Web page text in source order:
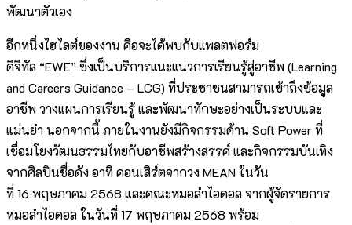
พัฒนาตัวเอง
อีกหนึ่งไฮไลต์ของงาน คือจะได้พบกับแพลตฟอร์ม
ดิจิทัล “EWE” ซึ่งเป็นบริการแนะแนวการเรียนรู้สู่อาชีพ (Learning
and Careers Guidance – LCG) ที่ประชาชนสามารถเข้าถึงข้อมูล
อาชีพ วางแผนการเรียนรู้ และพัฒนาทักษะอย่างเป็นระบบและ
แม่นยำ นอกจากนี้ ภายในงานยังมีกิจกรรมด้าน Soft Power ที่
เชื่อมโยงวัฒนธรรมไทยกับอาชีพสร้างสรรค์ และกิจกรรมบันเทิง
จากศิลปินชื่อดัง อาทิ คอนเสิร์ตจากวง MEAN ในวัน
ที่ 16 พฤษภาคม 2568 และคณะหมอลำไอดอล จากผู้จัดรายการ
หมอลำไอดอล ในวันที่ 17 พฤษภาคม 2568 พร้อม